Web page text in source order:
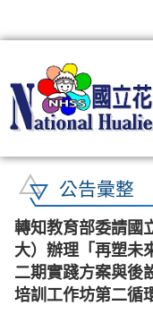
公告彙整
轉知教育部委請國
大）辦理「再塑未
二期實踐方案與後
培訓工作坊第二循